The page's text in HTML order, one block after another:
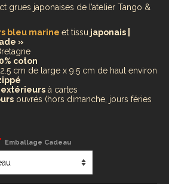
grues japonaises de l’atelier Tango &
bleu marine et tissu japonais |
»
coton
cm de large x 9.5 cm de haut environ
à cartes
ouvrés (hors dimanche, jours féries
* Emballage Cadeau